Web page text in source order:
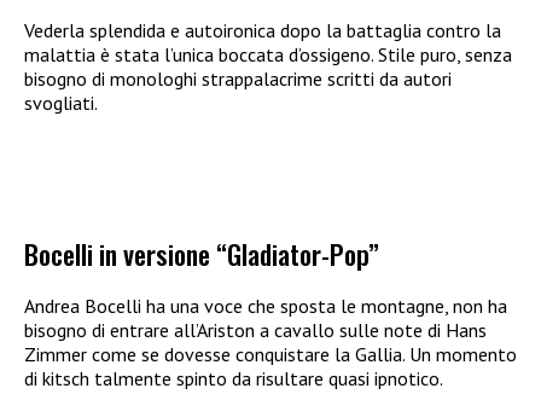
Vederla splendida e autoironica dopo la battaglia contro la
malattia è stata l’unica boccata d’ossigeno. Stile puro, senza
bisogno di monologhi strappalacrime scritti da autori
svogliati.
Bocelli in versione “Gladiator-Pop”
Andrea Bocelli ha una voce che sposta le montagne, non ha
bisogno di entrare all’Ariston a cavallo sulle note di Hans
Zimmer come se dovesse conquistare la Gallia. Un momento
di kitsch talmente spinto da risultare quasi ipnotico.